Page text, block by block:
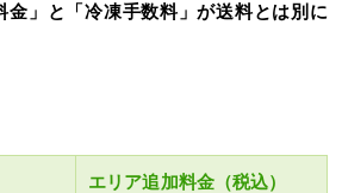
金」と「冷凍手数料」が送料とは別に
エリア追加料金（税込）